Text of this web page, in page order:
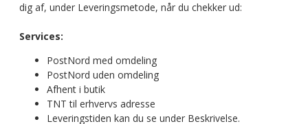
dig af, under Leveringsmetode, når du chekker ud:
Services:
PostNord med omdeling
PostNord uden omdeling
Afhent i butik
TNT til erhvervs adresse
Leveringstiden kan du se under Beskrivelse.